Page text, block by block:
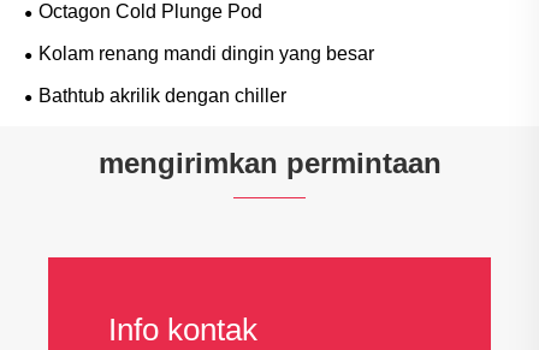
Octagon Cold Plunge Pod
Kolam renang mandi dingin yang besar
Bathtub akrilik dengan chiller
mengirimkan permintaan
Info kontak